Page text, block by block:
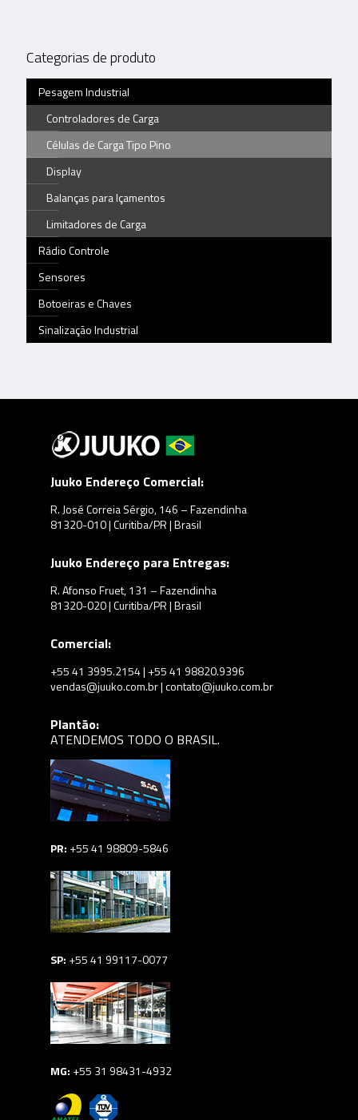
Categorias de produto
Pesagem Industrial
Controladores de Carga
Células de Carga Tipo Pino
Display
Balanças para Içamentos
Limitadores de Carga
Rádio Controle
Sensores
Botoeiras e Chaves
Sinalização Industrial
Juuko Endereço Comercial:
R. José Correia Sérgio, 146 – Fazendinha
81320-010 | Curitiba/PR | Brasil
Juuko Endereço para Entregas:
R. Afonso Fruet, 131 – Fazendinha
81320-020 | Curitiba/PR | Brasil
Comercial:
+55 41 3995.2154 | +55 41 98820.9396
vendas@juuko.com.br | contato@juuko.com.br
Plantão:
ATENDEMOS TODO O BRASIL.
PR: +55 41 98809-5846
SP: +55 41 99117-0077
MG: +55 31 98431-4932